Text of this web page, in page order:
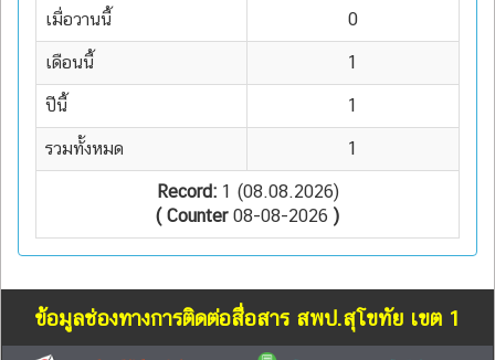
เมื่อวานนี้ 0
เดือนนี้ 1
ปีนี้ 1
รวมทั้งหมด 1
Record:1 (08.08.2026)
( Counter08-08-2026 )
ข้อมูลช่องทางการติดต่อสื่อสาร สพป.สุโขทัย เขต 1